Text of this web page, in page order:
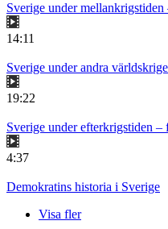
Sverige under
14:11
Sverige under andra
19:22
Sverige under efterkrigstiden –
4:37
Demokratins historia i Sverige
Visa fler